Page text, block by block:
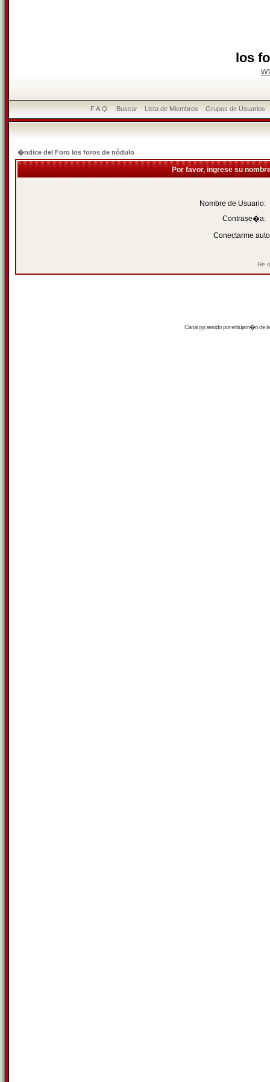
los
F.A.Q. Buscar Lista de Miembros Grupos de Usuarios
�ndice del Foro los foros de nódulo
Por favor, ingrese su
Nombre de Usuario:
Contrase�a:
Conectarme
He
Canalrssservido por eltrujam�nde